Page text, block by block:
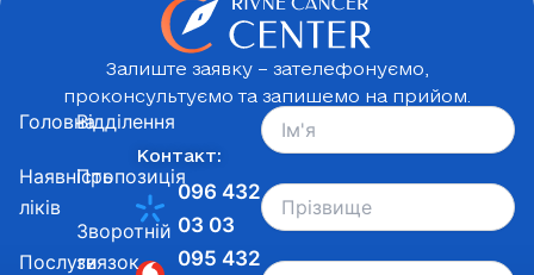
Залиште заявку – зателефонуємо,
проконсультуємо та запишемо на прийом.
Контакт:
096 432
03 03
095 432
Головна
Наявність
ліків
Послуги
Відділення
Пропозиція
Зворотній
звязок